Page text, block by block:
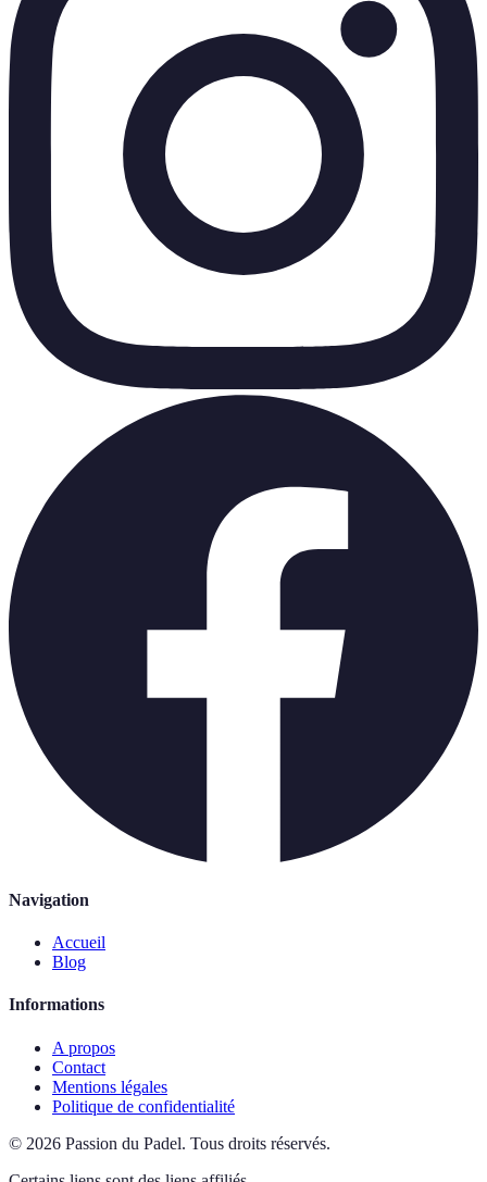
Navigation
Accueil
Blog
Informations
A propos
Contact
Mentions légales
Politique de confidentialité
© 2026 Passion du Padel. Tous droits réservés.